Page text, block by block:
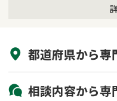
初回相談無料
都道府県から専
北海道・東北
相談内容から専